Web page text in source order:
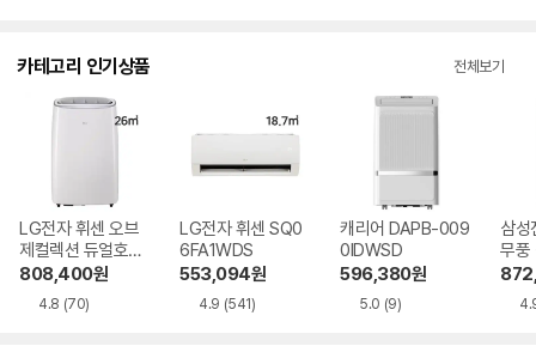
카테고리 인기상품 전체보기
LG전자 휘센 오브
제컬렉션 듀얼호스
PQ08FDWBS
808,400원
4.8 (70)
LG전자 휘센 SQ0
6FA1WDS
553,094원
4.9 (541)
캐리어 DAPB-009
0IDWSD
596,380원
5.0 (9)
삼성
무풍